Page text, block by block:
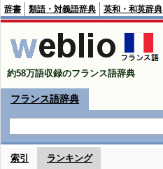
辞書 類語・対義語辞典 英和・和英辞典
約58万語収録のフランス語辞典
フランス語辞典
索引 ランキング